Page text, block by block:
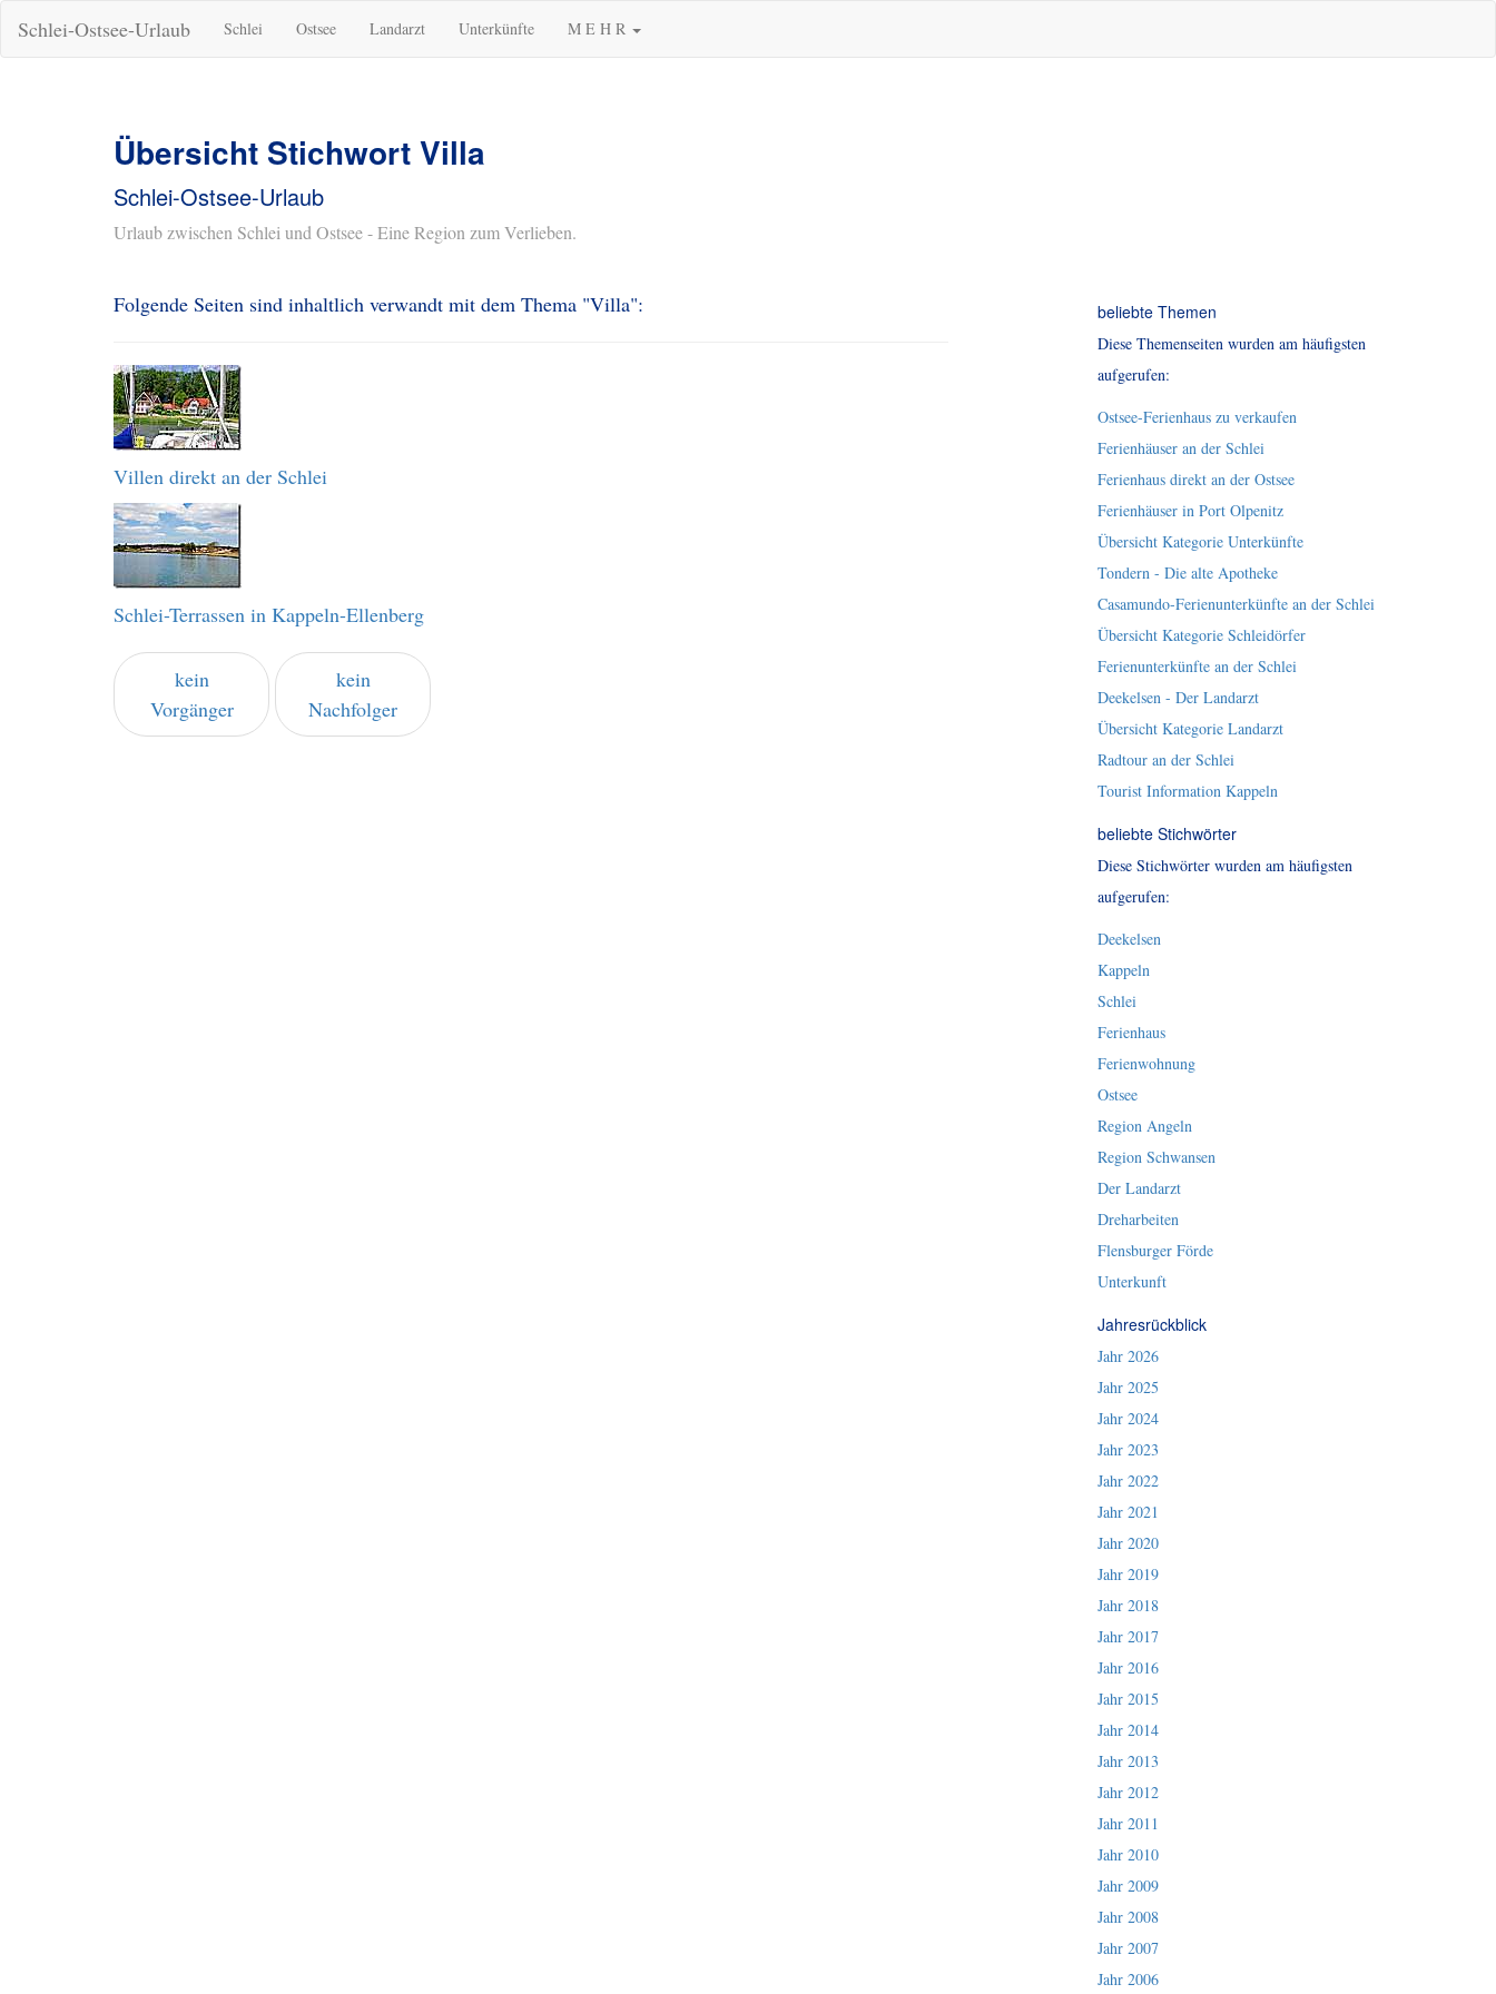
Schlei-Ostsee-Urlaub Schlei Ostsee Landarzt Unterkünfte M E H R
Übersicht Stichwort Villa
Schlei-Ostsee-Urlaub
Urlaub zwischen Schlei und Ostsee - Eine Region zum Verlieben.
Folgende Seiten sind inhaltlich verwandt mit dem Thema "Villa":
Villen direkt an der Schlei
Schlei-Terrassen in Kappeln-Ellenberg
kein
Vorgänger
kein
Nachfolger
beliebte Themen
Diese Themenseiten wurden am häufigsten
aufgerufen:
Ostsee-Ferienhaus zu verkaufen
Ferienhäuser an der Schlei
Ferienhaus direkt an der Ostsee
Ferienhäuser in Port Olpenitz
Übersicht Kategorie Unterkünfte
Tondern - Die alte Apotheke
Casamundo-Ferienunterkünfte an der Schlei
Übersicht Kategorie Schleidörfer
Ferienunterkünfte an der Schlei
Deekelsen - Der Landarzt
Übersicht Kategorie Landarzt
Radtour an der Schlei
Tourist Information Kappeln
beliebte Stichwörter
Diese Stichwörter wurden am häufigsten
aufgerufen:
Deekelsen
Kappeln
Schlei
Ferienhaus
Ferienwohnung
Ostsee
Region Angeln
Region Schwansen
Der Landarzt
Dreharbeiten
Flensburger Förde
Unterkunft
Jahresrückblick
Jahr 2026
Jahr 2025
Jahr 2024
Jahr 2023
Jahr 2022
Jahr 2021
Jahr 2020
Jahr 2019
Jahr 2018
Jahr 2017
Jahr 2016
Jahr 2015
Jahr 2014
Jahr 2013
Jahr 2012
Jahr 2011
Jahr 2010
Jahr 2009
Jahr 2008
Jahr 2007
Jahr 2006